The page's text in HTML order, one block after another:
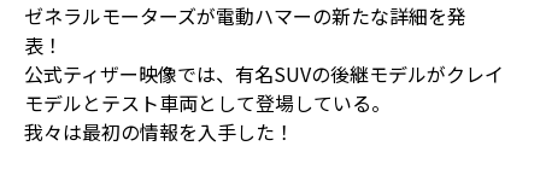
ゼネラルモーターズが電動ハマーの新たな詳細を発
表！
公式ティザー映像では、有名SUVの後継モデルがクレイ
モデルとテスト車両として登場している。
我々は最初の情報を入手した！